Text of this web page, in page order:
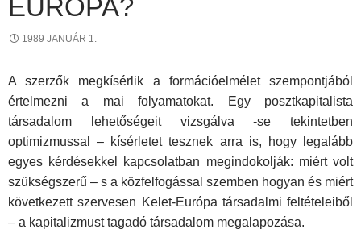
EURÓPA?
1989 JANUÁR 1.
A szerzők megkísérlik a formációelmélet szempontjából
értelmezni a mai folyamatokat. Egy posztkapitalista
társadalom lehetőségeit vizsgálva -se tekintetben
optimizmussal – kísérletet tesznek arra is, hogy legalább
egyes kérdésekkel kapcsolatban megindokolják: miért volt
szükségszerű – s a közfelfogással szemben hogyan és miért
következett szervesen Kelet-Európa társadalmi feltételeiből
– a kapitalizmust tagadó társadalom megalapozása.